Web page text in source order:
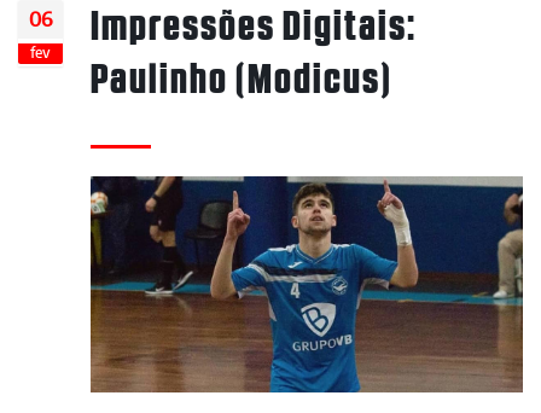
06
fev
Impressões Digitais:
Paulinho (Modicus)